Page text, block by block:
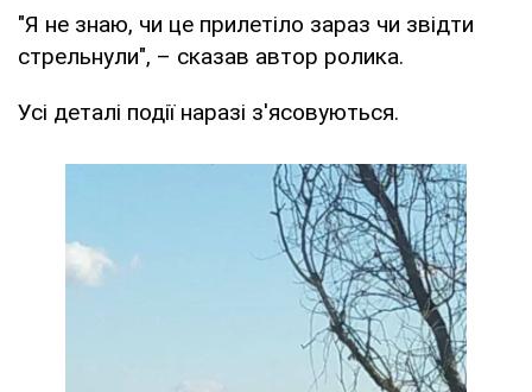
"Я не знаю, чи це прилетіло зараз чи звідти
стрельнули", – сказав автор ролика.
Усі деталі події наразі з'ясовуються.